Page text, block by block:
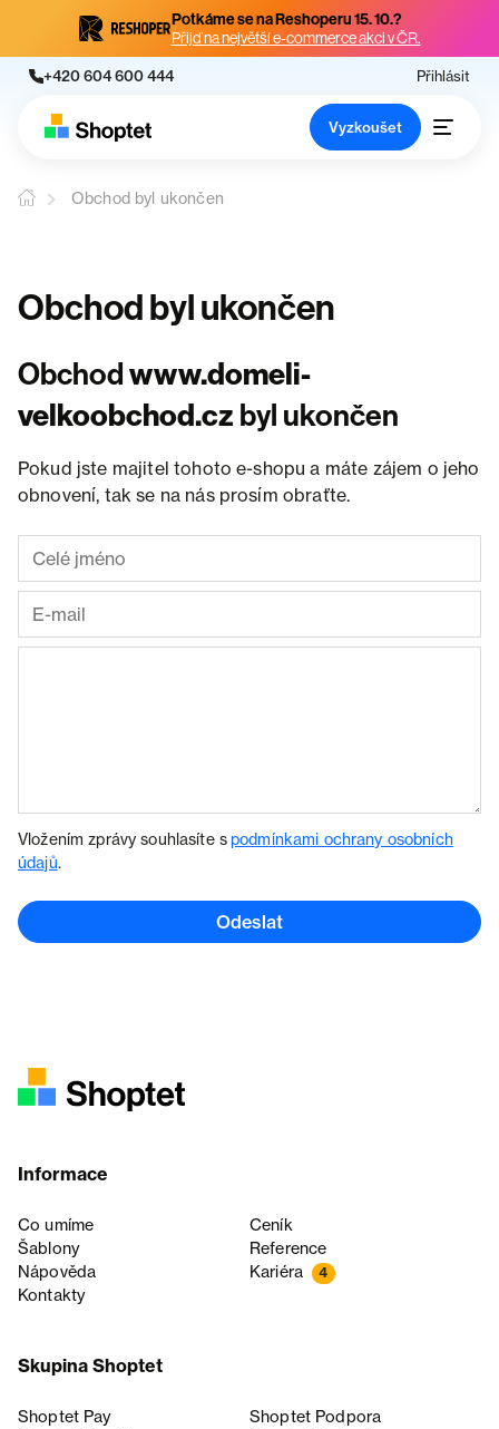
Potkáme se na Reshoperu 15. 10.?
Přijď na největší e-commerce akci v ČR.
+420 604 600 444 Přihlásit
Vyzkoušet
Obchod byl ukončen
Obchod byl ukončen
Obchodwww.domeli-
velkoobchod.cz byl ukončen
Pokud jste majitel tohoto e-shopu a máte zájem o jeho
obnovení, tak se na nás prosím obraťte.
Vložením zprávy souhlasíte spodmínkami ochrany osobních
údajů.
Odeslat
Informace
Co umíme
Ceník
Šablony
Reference
Nápověda
Kariéra 4
Kontakty
Skupina Shoptet
Shoptet Pay
Shoptet Podpora